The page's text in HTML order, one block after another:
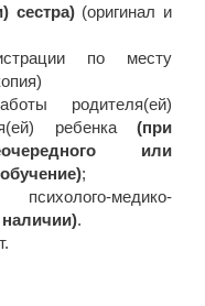
сестра)(оригинал и
по месту
родителя(ей)
ребенка (при
или
;
медико-
.